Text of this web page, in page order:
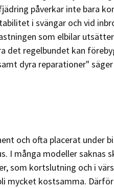
påverkar inte bara
i svängar och vid
som elbilar utsätter
det regelbundet kan
dyra reparationer"
och ofta placerat under
I många modeller saknas
som kortslutning och i
mycket kostsamma.